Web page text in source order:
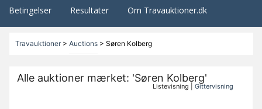
Betingelser Resultater Om Travauktioner.dk
Travauktioner> Auctions> Søren Kolberg
Alle auktioner mærket: 'Søren Kolberg'
Listevisning |Gittervisning